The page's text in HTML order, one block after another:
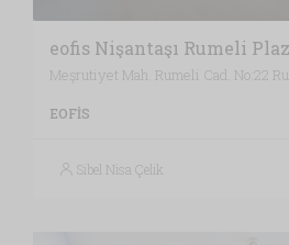
eofis Nişantaşı Rumeli
EOFIS
Sibel Nisa Çelik